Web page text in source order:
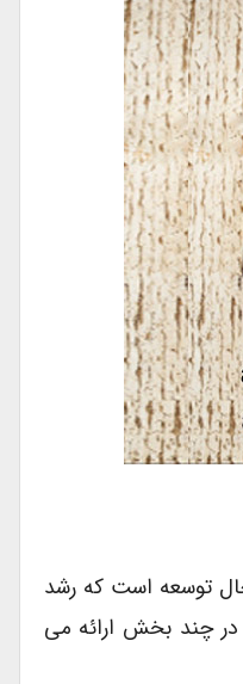
توسعه است که رشد
در چند بخش ارائه می